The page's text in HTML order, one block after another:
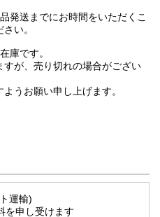
発送までにお時間をいただくこ
い。
庫です。
が、売り切れの場合がござい
うお願い申し上げます。
運輸)
を申し受けます